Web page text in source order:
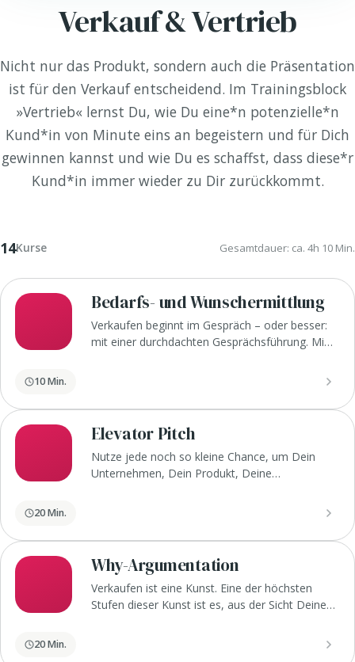
Verkauf & Vertrieb
Nicht nur das Produkt, sondern auch die Präsentation
ist für den Verkauf entscheidend. Im Trainingsblock
»Vertrieb« lernst Du, wie Du eine*n potenzielle*n
Kund*in von Minute eins an begeistern und für Dich
gewinnen kannst und wie Du es schaffst, dass diese*r
Kund*in immer wieder zu Dir zurückkommt.
14Kurse Gesamtdauer: ca. 4h 10 Min.
Bedarfs- und Wunschermittlung
Verkaufen beginnt im Gespräch – oder besser:
mit einer durchdachten Gesprächsführung. Mit
seinen Wünschen passen.
10 Min.
Elevator Pitch
Nutze jede noch so kleine Chance, um Dein
Unternehmen, Dein Produkt, Deine
20 Min.
Why-Argumentation
Verkaufen ist eine Kunst. Eine der höchsten
Stufen dieser Kunst ist es, aus der Sicht Deiner
20 Min.